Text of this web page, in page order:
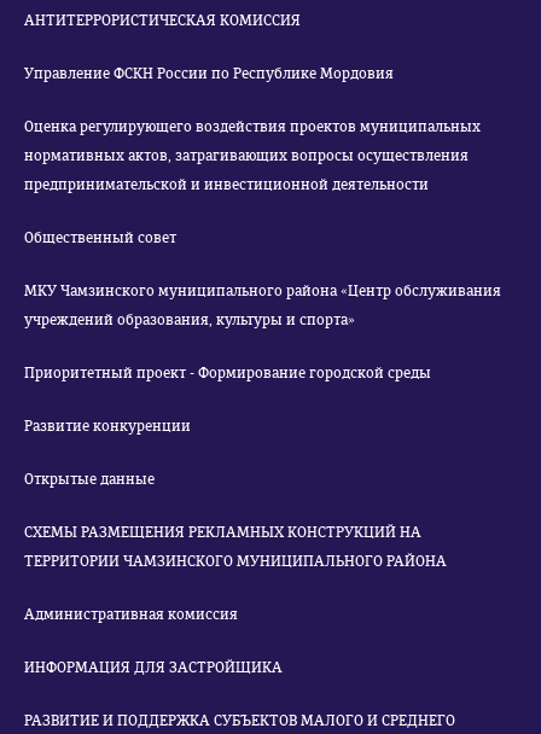
АНТИТЕРРОРИСТИЧЕСКАЯ КОМИССИЯ
Управление ФСКН России по Республике Мордовия
Оценка регулирующего воздействия проектов муниципальных
нормативных актов, затрагивающих вопросы осуществления
предпринимательской и инвестиционной деятельности
Общественный совет
МКУ Чамзинского муниципального района «Центр обслуживания
учреждений образования, культуры и спорта»
Приоритетный проект - Формирование городской среды
Развитие конкуренции
Открытые данные
СХЕМЫ РАЗМЕЩЕНИЯ РЕКЛАМНЫХ КОНСТРУКЦИЙ НА
ТЕРРИТОРИИ ЧАМЗИНСКОГО МУНИЦИПАЛЬНОГО РАЙОНА
Административная комиссия
ИНФОРМАЦИЯ ДЛЯ ЗАСТРОЙЩИКА
РАЗВИТИЕ И ПОДДЕРЖКА СУБЪЕКТОВ МАЛОГО И СРЕДНЕГО